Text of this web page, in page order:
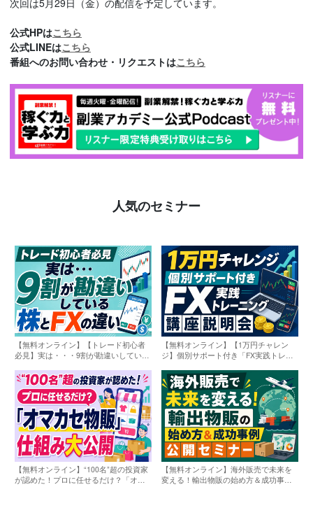
公式HPはこちら
公式LINEはこちら
番組へのお問い合わせ・リクエストはこちら
人気のセミナー
【無料オンライン】【トレード初心者
必見】実は・・・9割が勘違いしている
【無料オンライン】【1万円チャレン
ジ】個別サポート付き「FX実践トレー
【無料オンライン】“100名”超の投資家
が認めた！プロに任せるだけ？「オマ
【無料オンライン】海外販売で未来を
変える！輸出物販の始め方＆成功事例